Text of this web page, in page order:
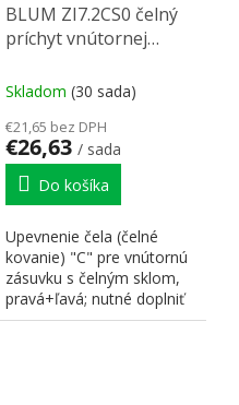
BLUM ZI7.2CS0 čelný
príchyt vnútornej
karbon čierna CS-M
Skladom (30 sada)
€21,65 bez DPH
€26,63 / sada
Do košíka
Upevnenie čela (čelné
kovanie) "C" pre vnútornú
zásuvku s čelným sklom,
pravá+ľavá; nutné doplniť
o čelný plech a sklo